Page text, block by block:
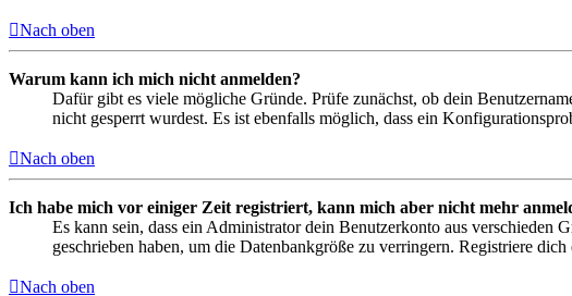
Nach oben
Warum kann ich mich nicht anmelden?
Dafür gibt es viele mögliche Gründe. Prüfe zunächst, ob dein
nicht gesperrt wurdest. Es ist ebenfalls möglich, dass ein
Nach oben
Ich habe mich vor einiger Zeit registriert, kann mich aber nicht mehr
Es kann sein, dass ein Administrator dein Benutzerkonto aus verschieden
geschrieben haben, um die Datenbankgröße zu verringern. Registriere
Nach oben